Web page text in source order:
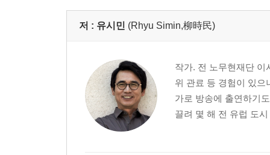
에필로그 사랑해요. 지금도 세상에서 제일 이쁜 우
할머니! 대단해요. 자랑스럽습니다 / 우솔아 (손녀)
형님 덕분에 참 잘 살았어요 / 이정숙 (이웃, 이수병
산 자를 살리는 기록 / 이창훈 (4.9통일평화재단 사
저 : 유시민 (Rhyu Simin,柳時民)
작가. 전 노무현재단
위 관료 등 경험이 있
가로 방송에 출연하기
끌려 몇 해 전 유럽 도